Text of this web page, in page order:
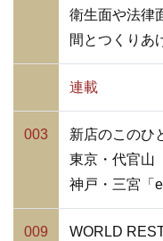
衛生面や法律
間とつくりあ
連載
003
新店のこのひ
東京・代官山
神戸・三宮「
009
WORLD